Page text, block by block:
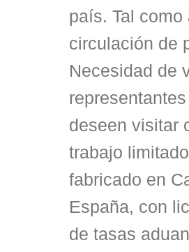
país. Tal
circulación de
Necesidad de
deseen visitar
trabajo
fabricado en
España, con
de tasas